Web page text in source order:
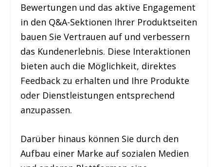
Bewertungen und das aktive Engagement
in den Q&A-Sektionen Ihrer Produktseiten
bauen Sie Vertrauen auf und verbessern
das Kundenerlebnis. Diese Interaktionen
bieten auch die Möglichkeit, direktes
Feedback zu erhalten und Ihre Produkte
oder Dienstleistungen entsprechend
anzupassen.
Darüber hinaus können Sie durch den
Aufbau einer Marke auf sozialen Medien